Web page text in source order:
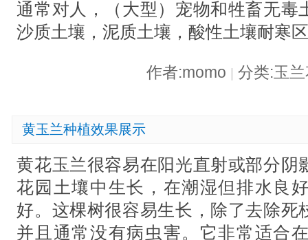
通常对人，（大型）宠物和牲畜无毒
沙质土壤，泥质土壤，酸性土壤耐寒
作者:momo 分类:玉
黄玉兰种植效果展示
黄花玉兰很容易在阳光直射或部分阴
花园土壤中生长，在潮湿但排水良
好。这棵树很容易生长，除了去除死
并且通常没有病虫害。它非常适合